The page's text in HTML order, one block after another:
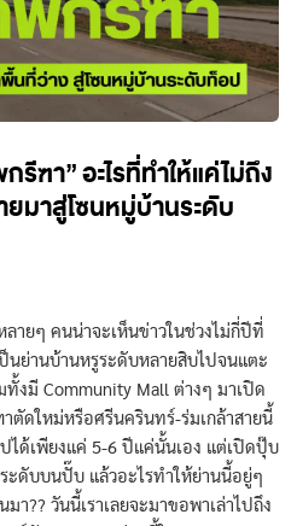
รีฑา” อะไรที่ทำให้แค่ไม่ถึง
มาสู่โซนหมู่บ้านระดับ
ายๆ คนน่าจะเห็นข่าวในช่วงไม่กี่ปีที่
นย่านบ้านหรูระดับหลายสิบไปจนแตะ
ทั้งมี Community Mall ต่างๆ มาเปิด
ตัดใหม่หรือศรีนครินทร์-ร่มเกล้าสายนี้
ปได้เพียงแค่ 5-6 ปีแค่นั้นเอง แต่เปิดปุ๊บ
ะดับบนปั๊บ แล้วอะไรทำให้ย่านนี้อยู่ๆ
า?? วันนี้เราเลยจะมาขอพาเล่าไปถึง